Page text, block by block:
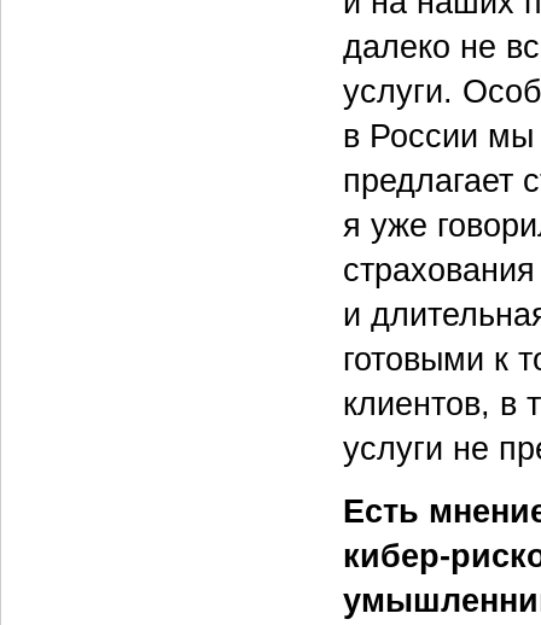
далеко не
услуги.
в России мы
предлагает
я уже
и
готовыми к
клиентов, в
услуги не
Есть
кибер-